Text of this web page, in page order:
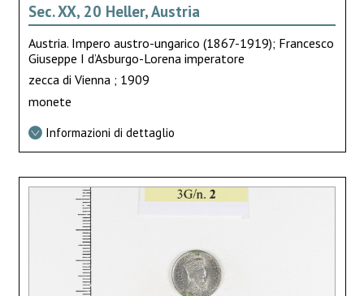
Sec. XX, 20 Heller, Austria
Austria. Impero austro-ungarico (1867-1919); Francesco
Giuseppe I d’Asburgo-Lorena imperatore
zecca di Vienna ; 1909
monete
Informazioni di dettaglio